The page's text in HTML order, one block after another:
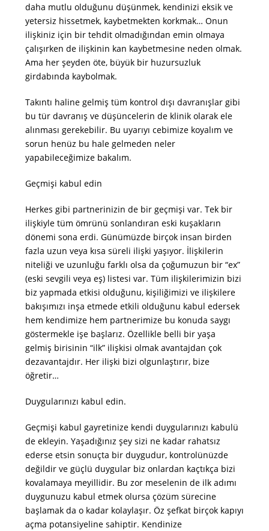
daha mutlu olduğunu düşünmek, kendinizi eksik ve
yetersiz hissetmek, kaybetmekten korkmak… Onun
ilişkiniz için bir tehdit olmadığından emin olmaya
çalışırken de ilişkinin kan kaybetmesine neden olmak.
Ama her şeyden öte, büyük bir huzursuzluk
girdabında kaybolmak.
Takıntı haline gelmiş tüm kontrol dışı davranışlar gibi
bu tür davranış ve düşüncelerin de klinik olarak ele
alınması gerekebilir. Bu uyarıyı cebimize koyalım ve
sorun henüz bu hale gelmeden neler
yapabileceğimize bakalım.
Geçmişi kabul edin
Herkes gibi partnerinizin de bir geçmişi var. Tek bir
ilişkiyle tüm ömrünü sonlandıran eski kuşakların
dönemi sona erdi. Günümüzde birçok insan birden
fazla uzun veya kısa süreli ilişki yaşıyor. İlişkilerin
niteliği ve uzunluğu farklı olsa da çoğumuzun bir “ex”
(eski sevgili veya eş) listesi var. Tüm ilişkilerimizin bizi
biz yapmada etkisi olduğunu, kişiliğimizi ve ilişkilere
bakışımızı inşa etmede etkili olduğunu kabul edersek
hem kendimize hem partnerimize bu konuda saygı
göstermekle işe başlarız. Özellikle belli bir yaşa
gelmiş birisinin “ilk” ilişkisi olmak avantajdan çok
dezavantajdır. Her ilişki bizi olgunlaştırır, bize
öğretir…
Duygularınızı kabul edin.
Geçmişi kabul gayretinize kendi duygularınızı kabulü
de ekleyin. Yaşadığınız şey sizi ne kadar rahatsız
ederse etsin sonuçta bir duygudur, kontrolünüzde
değildir ve güçlü duygular biz onlardan kaçtıkça bizi
kovalamaya meyillidir. Bu zor meselenin de ilk adımı
duygunuzu kabul etmek olursa çözüm sürecine
başlamak da o kadar kolaylaşır. Öz şefkat birçok kapıyı
açma potansiyeline sahiptir. Kendinize